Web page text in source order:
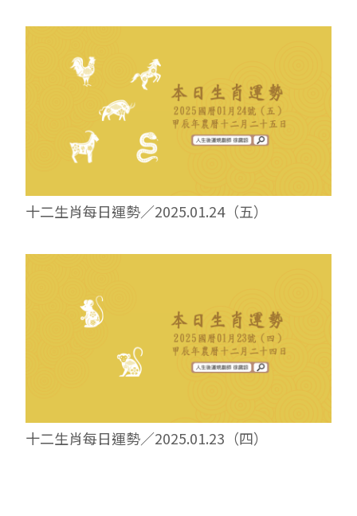
十二生肖每日運勢／2025.01.24（五）
十二生肖每日運勢／2025.01.23（四）